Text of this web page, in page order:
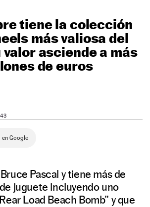
tiene la colección
más valiosa del
valor asciende a más
de euros
en Google
Pascal y tiene más de
juguete incluyendo uno
Load Beach Bomb” y que